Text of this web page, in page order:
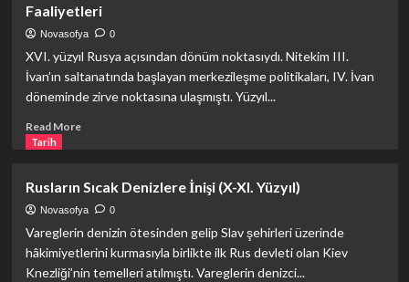
Faaliyetleri
Novasofya 0
XVI. yüzyıl Rusya açısından dönüm noktasıydı. Nitekim III.
İvan’ın saltanatında başlayan merkezileşme politikaları, IV. İvan
döneminde zirve noktasına ulaşmıştı. Yüzyıl...
Read MoreRead
Yüzyılda
Rusların
Akdeniz’deki
Denizcilik
Tarih
Rusların Sıcak Denizlere İnişi (X-XI. Yüzyıl)
Novasofya 0
Vareglerin denizin ötesinden gelip Slav şehirleri üzerinde
hâkimiyetlerini kurmasıyla birlikte ilk Rus devleti olan Kiev
Knezliği’nin temelleri atılmıştı. Vareglerin denizci...